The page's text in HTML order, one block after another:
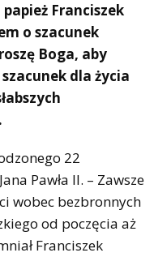
Franciszek
o szacunek
Boga, aby
dla życia
22
Pawła II. – Zawsze
wobec bezbronnych
od poczęcia aż
Franciszek